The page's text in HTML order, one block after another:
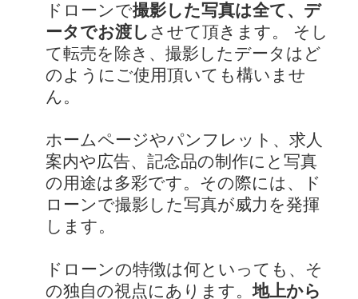
ドローンで撮影した写真は全て、デ
ータでお渡し させて頂きます。 そし
て転売を除き、撮影したデータはど
のようにご使用頂いても構いませ
ん。
ホームページやパンフレット、求人
案内や広告、記念品の制作にと写真
の用途は多彩です。その際には、ド
ローンで撮影した写真が威力を発揮
します。
ドローンの特徴は何といっても、そ
の独自の視点にあります。地上から